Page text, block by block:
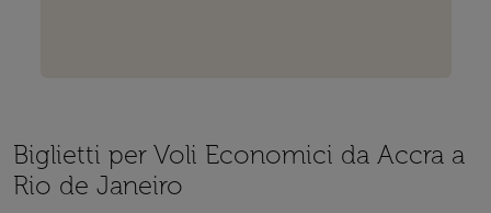
Biglietti per Voli Economici da Accra a
Rio de Janeiro